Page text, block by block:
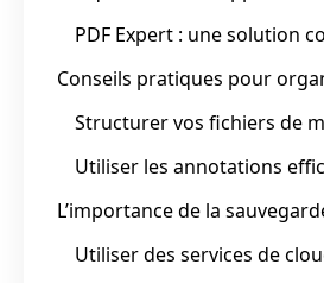
PDF Expert : une solution
Conseils pratiques pour
Structurer vos fichiers de
Utiliser les annotations
L’importance de la
Utiliser des services de